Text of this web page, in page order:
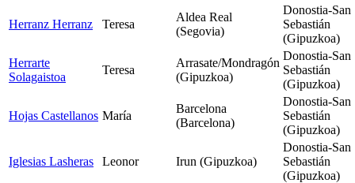
Herranz Herranz Teresa
Aldea Real
(Segovia)
Donostia-San
Sebastián
(Gipuzkoa)
Herrarte
Solagaistoa
Teresa
Arrasate/Mondragón
(Gipuzkoa)
Donostia-San
Sebastián
(Gipuzkoa)
Hojas Castellanos María
Barcelona
(Barcelona)
Donostia-San
Sebastián
(Gipuzkoa)
Iglesias Lasheras Leonor Irun (Gipuzkoa)
Donostia-San
Sebastián
(Gipuzkoa)